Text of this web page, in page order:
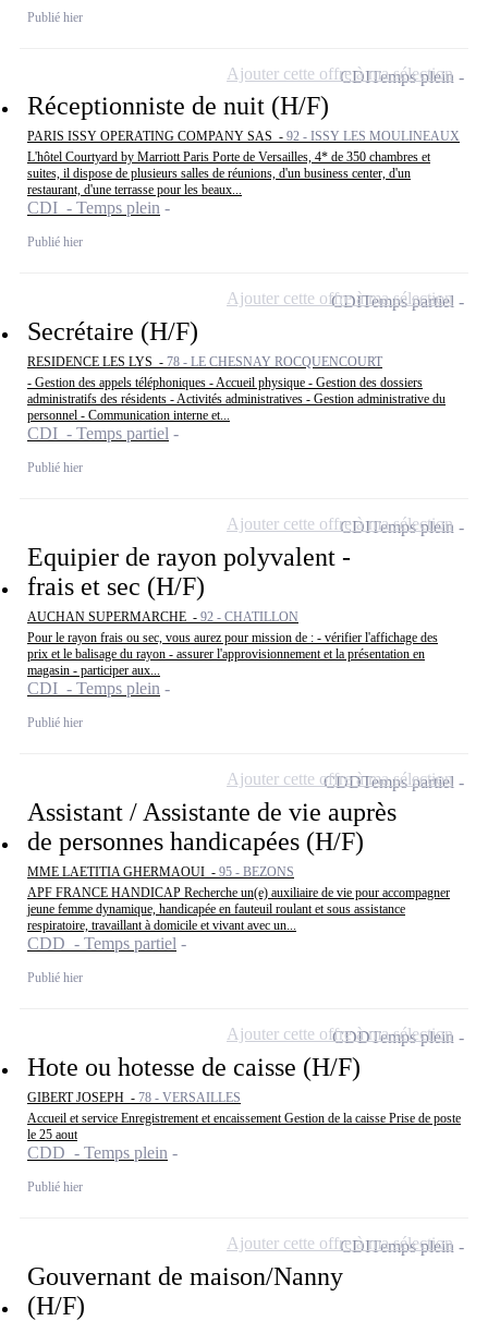
Publié hier
Réceptionniste de nuit (H/F)
PARIS ISSY OPERATING COMPANY SAS - 92 - ISSY LES MOULINEAUX
L'hôtel Courtyard by Marriott Paris Porte de Versailles, 4* de 350 chambres et
suites, il dispose de plusieurs salles de réunions, d'un business center, d'un
restaurant, d'une terrasse pour les beaux...
CDI - Temps plein
Publié hier
CDITemps plein
Ajouter cette offre à ma sélection
Secrétaire (H/F)
RESIDENCE LES LYS - 78 - LE CHESNAY ROCQUENCOURT
- Gestion des appels téléphoniques - Accueil physique - Gestion des dossiers
administratifs des résidents - Activités administratives - Gestion administrative du
personnel - Communication interne et...
CDI - Temps partiel
Publié hier
CDITemps partiel
Ajouter cette offre à ma sélection
Equipier de rayon polyvalent -
frais et sec (H/F)
AUCHAN SUPERMARCHE - 92 - CHATILLON
Pour le rayon frais ou sec, vous aurez pour mission de : - vérifier l'affichage des
prix et le balisage du rayon - assurer l'approvisionnement et la présentation en
magasin - participer aux...
CDI - Temps plein
Publié hier
CDITemps plein
Ajouter cette offre à ma sélection
Assistant / Assistante de vie auprès
de personnes handicapées (H/F)
MME LAETITIA GHERMAOUI - 95 - BEZONS
APF FRANCE HANDICAP Recherche un(e) auxiliaire de vie pour accompagner
jeune femme dynamique, handicapée en fauteuil roulant et sous assistance
respiratoire, travaillant à domicile et vivant avec un...
CDD - Temps partiel
Publié hier
CDDTemps partiel
Ajouter cette offre à ma sélection
Hote ou hotesse de caisse (H/F)
GIBERT JOSEPH - 78 - VERSAILLES
Accueil et service Enregistrement et encaissement Gestion de la caisse Prise de poste
le 25 aout
CDD - Temps plein
Publié hier
CDDTemps plein
Ajouter cette offre à ma sélection
Gouvernant de maison/Nanny
(H/F)
CDITemps plein
Ajouter cette offre à ma sélection